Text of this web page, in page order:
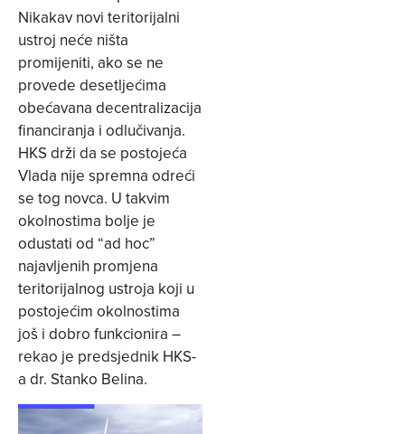
Nikakav novi teritorijalni
ustroj neće ništa
promijeniti, ako se ne
provede desetljećima
obećavana decentralizacija
financiranja i odlučivanja.
HKS drži da se postojeća
Vlada nije spremna odreći
se tog novca. U takvim
okolnostima bolje je
odustati od “ad hoc”
najavljenih promjena
teritorijalnog ustroja koji u
postojećim okolnostima
još i dobro funkcionira –
rekao je predsjednik HKS-
a dr. Stanko Belina.